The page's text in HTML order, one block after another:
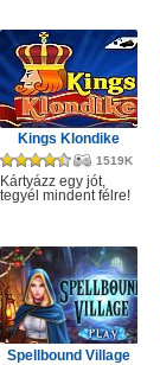
Kings Klondike
1519K
Kártyázz egy jót,
tegyél mindent félre!
Spellbound Village